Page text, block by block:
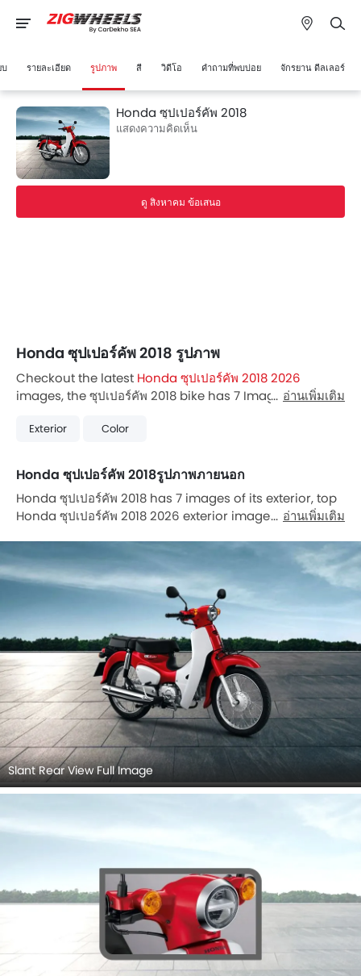
บ รายละเอียด รูปภาพ สี วิดีโอ คำถามที่พบบ่อย จักรยาน ดีลเลอร์
Honda ซุปเปอร์คัพ 2018
แสดงความคิดเห็น
ดู สิงหาคม ข้อเสนอ
Honda ซุปเปอร์คัพ 2018 รูปภาพ
Checkout the latest Honda ซุปเปอร์คัพ 2018 2026
images, the ซุปเปอร์คัพ 2018 bike has 7 Images. Also, ซุป
Thailand.
อ่านเพิ่มเติม
Exterior Color
Honda ซุปเปอร์คัพ 2018รูปภาพภายนอก
Honda ซุปเปอร์คัพ 2018 has 7 images of its exterior, top
Honda ซุปเปอร์คัพ 2018 2026 exterior images include
Bag View, Rider Seat View, Tail Light View,
Speedometer, Slant Back Side View Right.
อ่านเพิ่มเติม
Slant Rear View Full Image